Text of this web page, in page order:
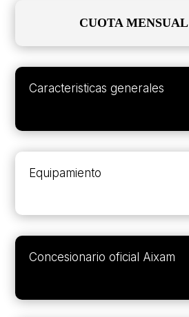
CUOTA MENSUAL
Caracteristicas generales
Equipamiento
Concesionario oficial Aixam